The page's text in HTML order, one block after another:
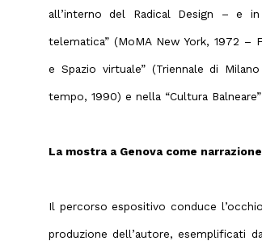
all’interno del Radical Design – e
telematica” (MoMA New York, 1972 –
e Spazio virtuale” (Triennale di
tempo, 1990) e nella “Cultura
La mostra a Genova come
Il percorso espositivo conduce
produzione dell’autore, esemplificati da